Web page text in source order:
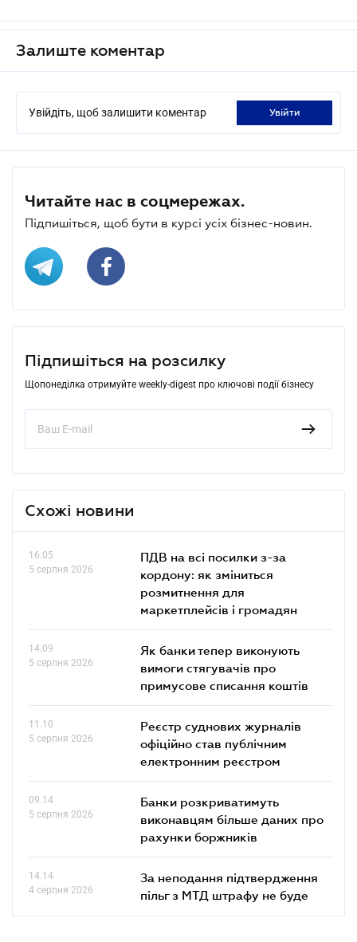
Залиште коментар
Увійдіть, щоб залишити коментар увійти
Читайте нас в соцмережах.
Підпишіться, щоб бути в курсі усіх бізнес-новин.
Підпишіться на розсилку
Щопонеділка отримуйте weekly-digest про ключові події бізнесу
Схожі новини
16.05
5 серпня 2026
ПДВ на всі посилки з-за
кордону: як зміниться
розмитнення для
маркетплейсів і громадян
14.09
5 серпня 2026
Як банки тепер виконують
вимоги стягувачів про
примусове списання коштів
11.10
5 серпня 2026
Реєстр суднових журналів
офіційно став публічним
електронним реєстром
09.14
5 серпня 2026
Банки розкриватимуть
виконавцям більше даних про
рахунки боржників
14.14
4 серпня 2026
За неподання підтвердження
пільг з МТД штрафу не буде